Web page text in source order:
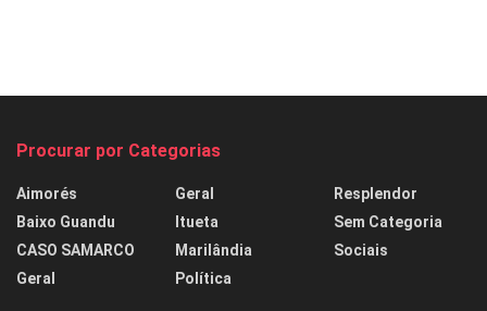
Procurar por Categorias
Aimorés
Baixo Guandu
CASO SAMARCO
Geral
Geral
Itueta
Marilândia
Política
Resplendor
Sem Categoria
Sociais